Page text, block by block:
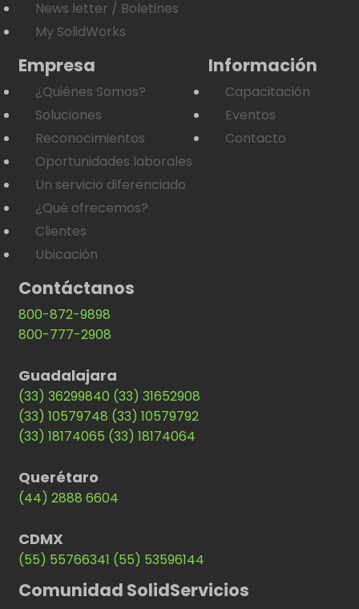
News letter / Boletines
My SolidWorks
Empresa
¿Quiénes Somos?
Soluciones
Reconocimientos
Oportunidades laborales
Un servicio diferenciado
¿Qué ofrecemos?
Clientes
Ubicación
Información
Capacitación
Eventos
Contacto
Contáctanos
800-872-9898
800-777-2908
Guadalajara
(33) 36299840 (33) 31652908
(33) 10579748 (33) 10579792
(33) 18174065 (33) 18174064
Querétaro
(44) 2888 6604
CDMX
(55) 55766341 (55) 53596144
Comunidad SolidServicios